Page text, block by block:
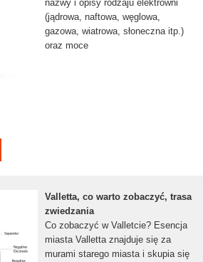
nazwy i opisy rodzaju elektrowni
(jądrowa, naftowa, węglowa,
gazowa, wiatrowa, słoneczna itp.)
oraz moce
Valletta, co warto zobaczyć, trasa
zwiedzania
Co zobaczyć w Valletcie? Esencja
miasta Valletta znajduje się za
murami starego miasta i skupia się